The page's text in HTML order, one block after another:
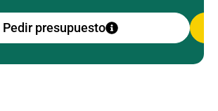
Pedir presupuesto